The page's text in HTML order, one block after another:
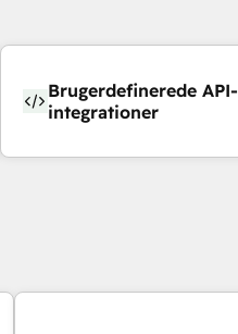
Brugerdefinerede API-
integrationer